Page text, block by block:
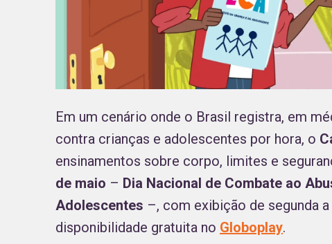
Em um cenário onde o Brasil registra, em
contra crianças e adolescentes por hora, o
ensinamentos sobre corpo, limites e
de maio – Dia Nacional de Combate ao
Adolescentes –, com exibição de segunda
disponibilidade gratuita no Globoplay.